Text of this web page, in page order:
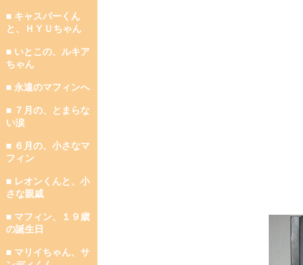
■ キャスパーくん
と、ＨＹＵちゃん
■ いとこの、ルキア
ちゃん
■ 永遠のマフィンへ
■ ７月の、とまらな
い涙
■ ６月の、小さなマ
フィン
■ レオンくんと、小
さな親戚
■ マフィン、１９歳
の誕生日
■ マリイちゃん、サ